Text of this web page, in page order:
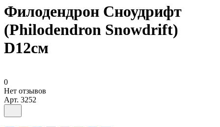
Филодендрон Сноудрифт
(Philodendron Snowdrift)
D12см
0
Нет отзывов
Арт. 3252